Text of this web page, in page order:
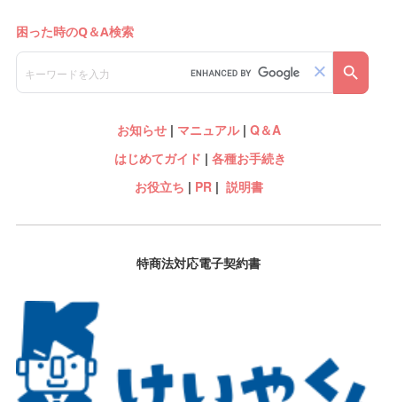
お知らせ| マニュアル| Q＆A
はじめてガイド | 各種お手続き
お役立ち | PR| 説明書
特商法対応電子契約書